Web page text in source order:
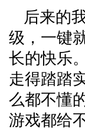
后来的
级，一键
长的快乐
走得踏踏
么都不懂
游戏都给